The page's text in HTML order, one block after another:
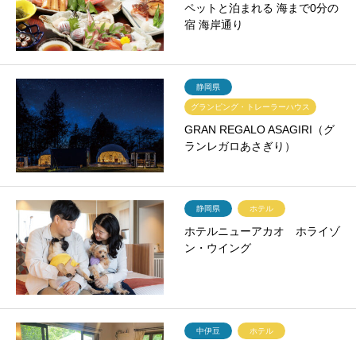
ペットと泊まれる 海まで0分の
宿 海岸通り
静岡県
グランピング・トレーラーハウス
GRAN REGALO ASAGIRI（グ
ランレガロあさぎり）
静岡県 ホテル
ホテルニューアカオ ホライゾ
ン・ウイング
中伊豆 ホテル